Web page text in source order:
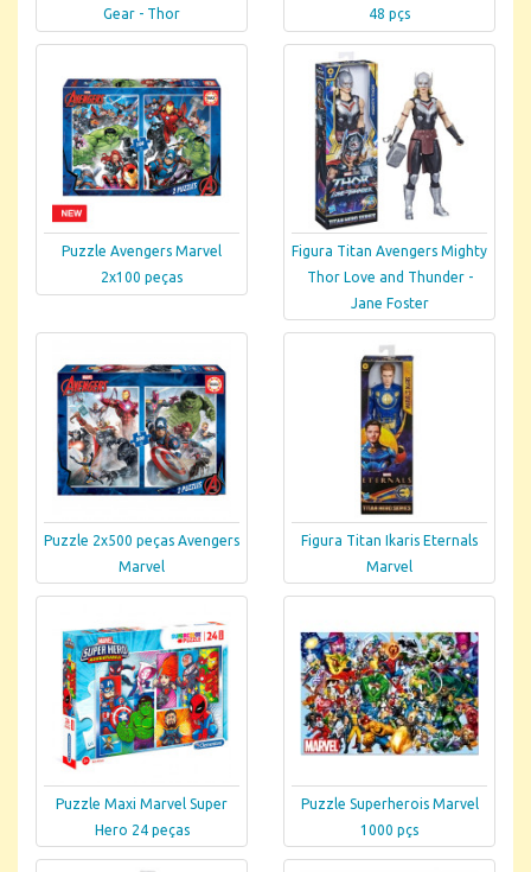
Gear - Thor 48 pçs
Puzzle Avengers Marvel
2x100 peças
Figura Titan Avengers Mighty
Thor Love and Thunder -
Jane Foster
Puzzle 2x500 peças Avengers
Marvel
Figura Titan Ikaris Eternals
Marvel
Puzzle Maxi Marvel Super
Hero 24 peças
Puzzle Superherois Marvel
1000 pçs